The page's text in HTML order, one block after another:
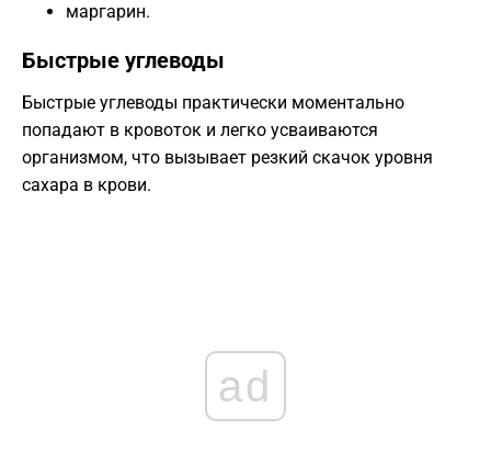
маргарин.
Быстрые углеводы
Быстрые углеводы практически моментально
попадают в кровоток и легко усваиваются
организмом, что вызывает резкий скачок уровня
сахара в крови.
ad